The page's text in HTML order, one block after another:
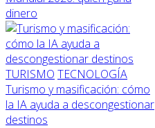
dinero
TURISMO TECNOLOGÍA
Turismo y masificación: cómo
la IA ayuda a descongestionar
destinos